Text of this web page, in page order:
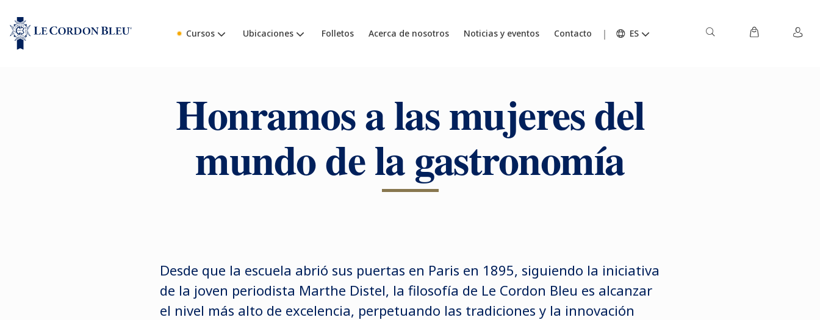
Cursos Ubicaciones Folletos Acerca de nosotros Noticias y eventos Contacto ES
Honramos a las mujeres del
mundo de la gastronomía
Desde que la escuela abrió sus puertas en Paris en 1895, siguiendo la iniciativa
de la joven periodista Marthe Distel, la filosofía de Le Cordon Bleu es alcanzar
el nivel más alto de excelencia, perpetuando las tradiciones y la innovación